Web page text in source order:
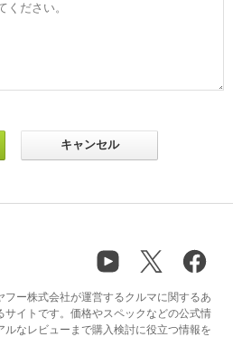
ー株式会社が運営するクルマに関するあ
サイトです。価格やスペックなどの公式情
なレビューまで購入検討に役立つ情報を